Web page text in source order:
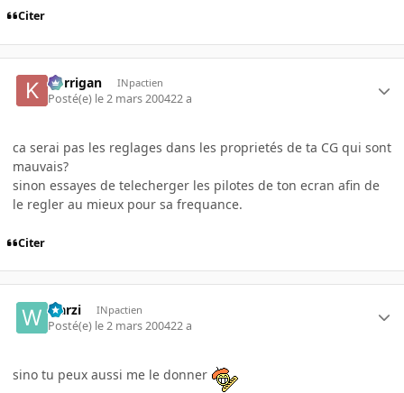
Citer
korrigan INpactien
Posté(e) le 2 mars 200422 a
ca serai pas les reglages dans les proprietés de ta CG qui sont
mauvais?
sinon essayes de telecherger les pilotes de ton ecran afin de
le regler au mieux pour sa frequance.
Citer
warzi INpactien
Posté(e) le 2 mars 200422 a
sino tu peux aussi me le donner